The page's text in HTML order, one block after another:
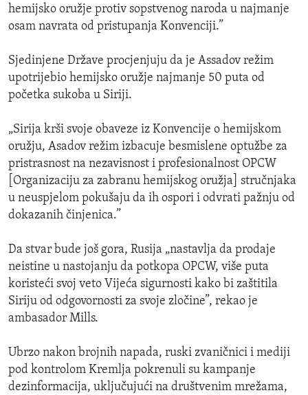
hemijsko oružje protiv sopstvenog naroda u najmanje
osam navrata od pristupanja Konvenciji.”
Sjedinjene Države procjenjuju da je Assadov režim
upotrijebio hemijsko oružje najmanje 50 puta od
početka sukoba u Siriji.
„Sirija krši svoje obaveze iz Konvencije o hemijskom
oružju, Asadov režim izbacuje besmislene optužbe za
pristrasnost na nezavisnost i profesionalnost OPCW
[Organizaciju za zabranu hemijskog oružja] stručnjaka
u neuspjelom pokušaju da ih ospori i odvrati pažnju od
dokazanih činjenica.”
Da stvar bude još gora, Rusija „nastavlja da prodaje
neistine u nastojanju da potkopa OPCW, više puta
koristeći svoj veto Vijeća sigurnosti kako bi zaštitila
Siriju od odgovornosti za svoje zločine”, rekao je
ambasador Mills.
Ubrzo nakon brojnih napada, ruski zvaničnici i mediji
pod kontrolom Kremlja pokrenuli su kampanje
dezinformacija, uključujući na društvenim mrežama,